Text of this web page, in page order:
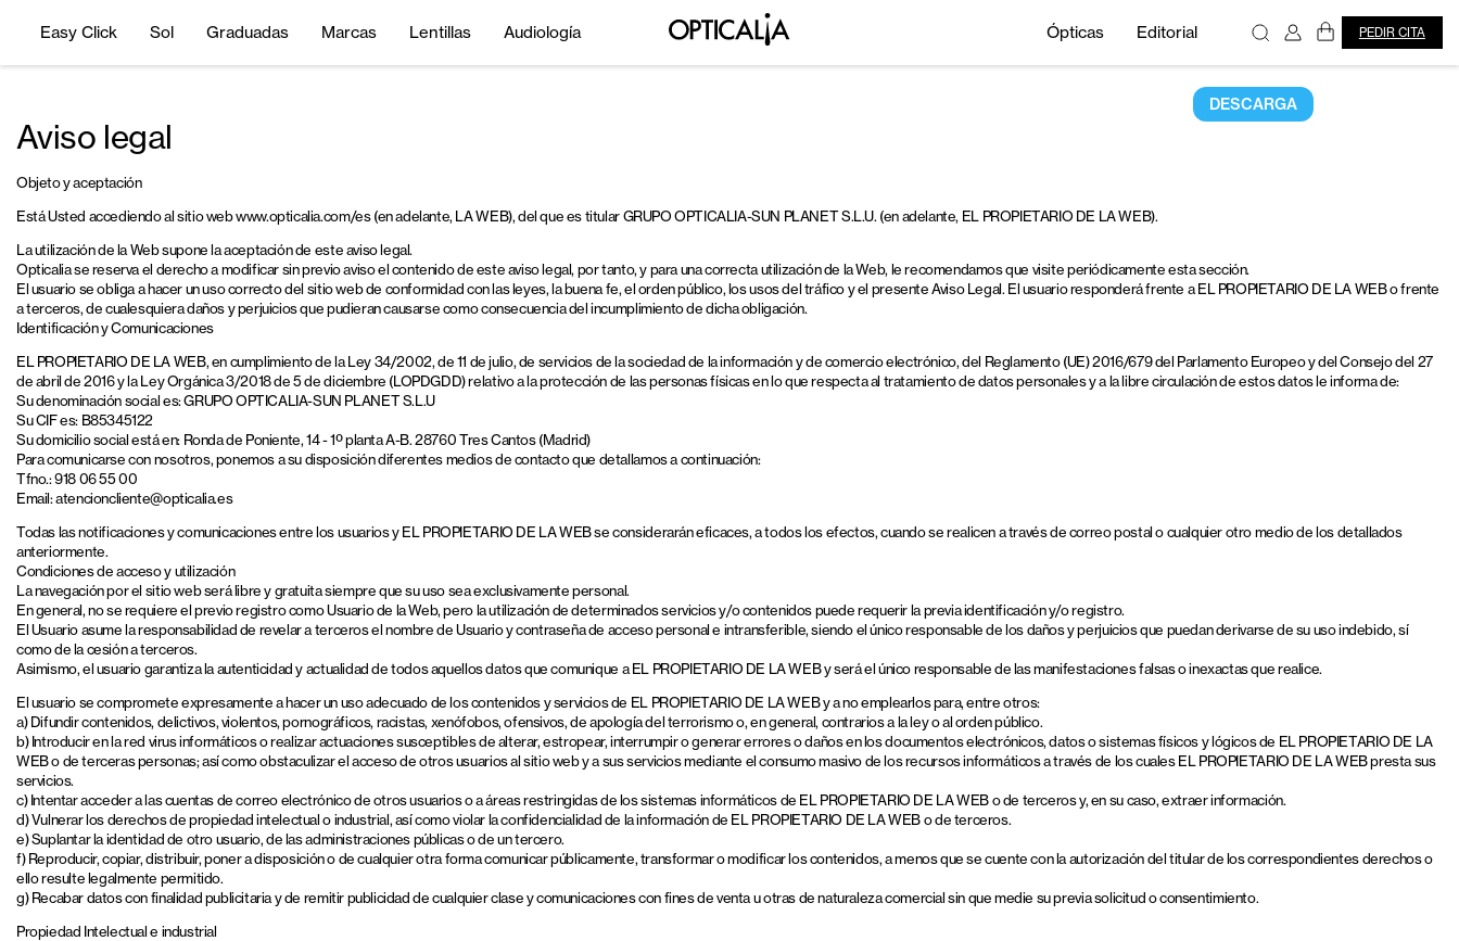
Easy Click Sol Graduadas Marcas Lentillas Audiología Ópticas Editorial PEDIR CITA
DESCARGA
Aviso legal
Objeto y aceptación
Está Usted accediendo al sitio web www.opticalia.com/es (en adelante, LA WEB), del que es titular GRUPO OPTICALIA-SUN PLANET S.L.U. (en adelante, EL PROPIETARIO DE LA WEB).
La utilización de la Web supone la aceptación de este aviso legal.
Opticalia se reserva el derecho a modificar sin previo aviso el contenido de este aviso legal, por tanto, y para una correcta utilización de la Web, le recomendamos que visite periódicamente esta sección.
El usuario se obliga a hacer un uso correcto del sitio web de conformidad con las leyes, la buena fe, el orden público, los usos del tráfico y el presente Aviso Legal. El usuario responderá frente a EL PROPIETARIO DE LA WEB o frente
a terceros, de cualesquiera daños y perjuicios que pudieran causarse como consecuencia del incumplimiento de dicha obligación.
Identificación y Comunicaciones
EL PROPIETARIO DE LA WEB, en cumplimiento de la Ley 34/2002, de 11 de julio, de servicios de la sociedad de la información y de comercio electrónico, del Reglamento (UE) 2016/679 del Parlamento Europeo y del Consejo del 27
de abril de 2016 y la Ley Orgánica 3/2018 de 5 de diciembre (LOPDGDD) relativo a la protección de las personas físicas en lo que respecta al tratamiento de datos personales y a la libre circulación de estos datos le informa de:
Su denominación social es: GRUPO OPTICALIA-SUN PLANET S.L.U
Su CIF es: B85345122
Su domicilio social está en: Ronda de Poniente, 14 - 1º planta A-B. 28760 Tres Cantos (Madrid)
Para comunicarse con nosotros, ponemos a su disposición diferentes medios de contacto que detallamos a continuación:
Tfno.: 918 06 55 00
Email: atencioncliente@opticalia.es
Todas las notificaciones y comunicaciones entre los usuarios y EL PROPIETARIO DE LA WEB se considerarán eficaces, a todos los efectos, cuando se realicen a través de correo postal o cualquier otro medio de los detallados
anteriormente.
Condiciones de acceso y utilización
La navegación por el sitio web será libre y gratuita siempre que su uso sea exclusivamente personal.
En general, no se requiere el previo registro como Usuario de la Web, pero la utilización de determinados servicios y/o contenidos puede requerir la previa identificación y/o registro.
El Usuario asume la responsabilidad de revelar a terceros el nombre de Usuario y contraseña de acceso personal e intransferible, siendo el único responsable de los daños y perjuicios que puedan derivarse de su uso indebido, sí
como de la cesión a terceros.
Asimismo, el usuario garantiza la autenticidad y actualidad de todos aquellos datos que comunique a EL PROPIETARIO DE LA WEB y será el único responsable de las manifestaciones falsas o inexactas que realice.
El usuario se compromete expresamente a hacer un uso adecuado de los contenidos y servicios de EL PROPIETARIO DE LA WEB y a no emplearlos para, entre otros:
a) Difundir contenidos, delictivos, violentos, pornográficos, racistas, xenófobos, ofensivos, de apología del terrorismo o, en general, contrarios a la ley o al orden público.
b) Introducir en la red virus informáticos o realizar actuaciones susceptibles de alterar, estropear, interrumpir o generar errores o daños en los documentos electrónicos, datos o sistemas físicos y lógicos de EL PROPIETARIO DE LA
WEB o de terceras personas; así como obstaculizar el acceso de otros usuarios al sitio web y a sus servicios mediante el consumo masivo de los recursos informáticos a través de los cuales EL PROPIETARIO DE LA WEB presta sus
servicios.
c) Intentar acceder a las cuentas de correo electrónico de otros usuarios o a áreas restringidas de los sistemas informáticos de EL PROPIETARIO DE LA WEB o de terceros y, en su caso, extraer información.
d) Vulnerar los derechos de propiedad intelectual o industrial, así como violar la confidencialidad de la información de EL PROPIETARIO DE LA WEB o de terceros.
e) Suplantar la identidad de otro usuario, de las administraciones públicas o de un tercero.
f) Reproducir, copiar, distribuir, poner a disposición o de cualquier otra forma comunicar públicamente, transformar o modificar los contenidos, a menos que se cuente con la autorización del titular de los correspondientes derechos o
ello resulte legalmente permitido.
g) Recabar datos con finalidad publicitaria y de remitir publicidad de cualquier clase y comunicaciones con fines de venta u otras de naturaleza comercial sin que medie su previa solicitud o consentimiento.
Propiedad Intelectual e industrial